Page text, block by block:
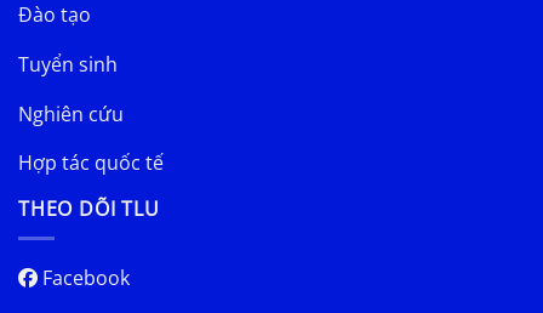
Đào tạo
Tuyển sinh
Nghiên cứu
Hợp tác quốc tế
THEO DÕI TLU
Facebook